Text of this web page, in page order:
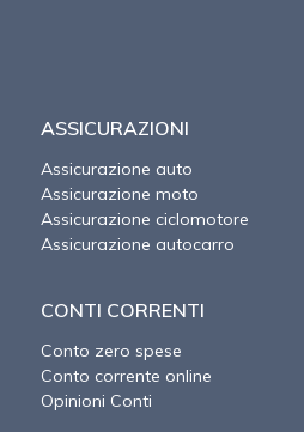
ASSICURAZIONI
Assicurazione auto
Assicurazione moto
Assicurazione ciclomotore
Assicurazione autocarro
CONTI CORRENTI
Conto zero spese
Conto corrente online
Opinioni Conti